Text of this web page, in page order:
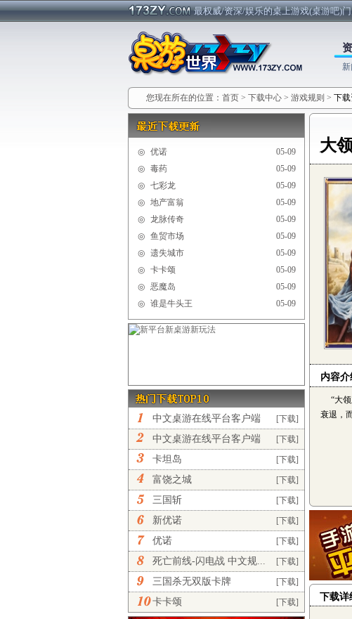
最权威/资深/娱乐的桌上游戏(桌游吧)
新
您现在所在的位置： 首页 > 下载中心 > 游戏规则 > 下
05-09
◎ 优诺
05-09
◎ 毒药
05-09
◎ 七彩龙
05-09
◎ 地产富翁
05-09
◎ 龙脉传奇
05-09
◎ 鱼贸市场
05-09
◎ 遗失城市
05-09
◎ 卡卡颂
05-09
◎ 恶魔岛
05-09
◎ 谁是牛头王
[下载]
中文桌游在线平台客户端
完... [下载]
中文桌游在线平台客户端
正... [下载]
卡坦岛
[下载]
富饶之城
[下载]
三国斩
[下载]
新优诺
[下载]
优诺
[下载]
死亡前线-闪电战 中文规...
[下载]
三国杀无双版卡牌
[下载]
卡卡颂
大
内容介
“大领
衰退，
下载详